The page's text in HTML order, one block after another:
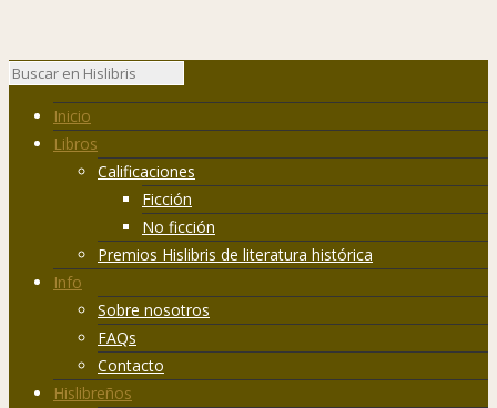
Inicio
Libros
Calificaciones
Ficción
No ficción
Premios Hislibris de literatura histórica
Info
Sobre nosotros
FAQs
Contacto
Hislibreños